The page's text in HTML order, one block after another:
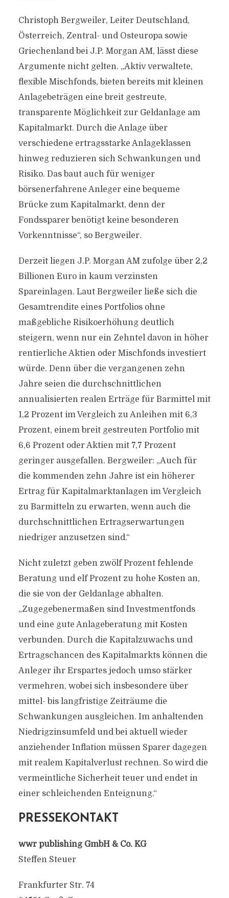
Christoph Bergweiler, Leiter Deutschland,
Österreich, Zentral- und Osteuropa sowie
Griechenland bei J.P. Morgan AM, lässt diese
Argumente nicht gelten. „Aktiv verwaltete,
flexible Mischfonds, bieten bereits mit kleinen
Anlagebeträgen eine breit gestreute,
transparente Möglichkeit zur Geldanlage am
Kapitalmarkt. Durch die Anlage über
verschiedene ertragsstarke Anlageklassen
hinweg reduzieren sich Schwankungen und
Risiko. Das baut auch für weniger
börsenerfahrene Anleger eine bequeme
Brücke zum Kapitalmarkt, denn der
Fondssparer benötigt keine besonderen
Vorkenntnisse“, so Bergweiler.
Derzeit liegen J.P. Morgan AM zufolge über 2,2
Billionen Euro in kaum verzinsten
Spareinlagen. Laut Bergweiler ließe sich die
Gesamtrendite eines Portfolios ohne
maßgebliche Risikoerhöhung deutlich
steigern, wenn nur ein Zehntel davon in höher
rentierliche Aktien oder Mischfonds investiert
würde. Denn über die vergangenen zehn
Jahre seien die durchschnittlichen
annualisierten realen Erträge für Barmittel mit
1,2 Prozent im Vergleich zu Anleihen mit 6,3
Prozent, einem breit gestreuten Portfolio mit
6,6 Prozent oder Aktien mit 7,7 Prozent
geringer ausgefallen. Bergweiler: „Auch für
die kommenden zehn Jahre ist ein höherer
Ertrag für Kapitalmarktanlagen im Vergleich
zu Barmitteln zu erwarten, wenn auch die
durchschnittlichen Ertragserwartungen
niedriger anzusetzen sind.“
Nicht zuletzt geben zwölf Prozent fehlende
Beratung und elf Prozent zu hohe Kosten an,
die sie von der Geldanlage abhalten.
„Zugegebenermaßen sind Investmentfonds
und eine gute Anlageberatung mit Kosten
verbunden. Durch die Kapitalzuwachs und
Ertragschancen des Kapitalmarkts können die
Anleger ihr Erspartes jedoch umso stärker
vermehren, wobei sich insbesondere über
mittel- bis langfristige Zeiträume die
Schwankungen ausgleichen. Im anhaltenden
Niedrigzinsumfeld und bei aktuell wieder
anziehender Inflation müssen Sparer dagegen
mit realem Kapitalverlust rechnen. So wird die
vermeintliche Sicherheit teuer und endet in
einer schleichenden Enteignung.“
PRESSEKONTAKT
wwr publishing GmbH & Co. KG
Steffen Steuer
Frankfurter Str. 74